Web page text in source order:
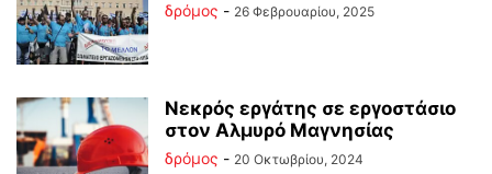
δρόμος - 26 Φεβρουαρίου, 2025
Νεκρός εργάτης σε εργοστάσιο
στον Αλμυρό Μαγνησίας
δρόμος - 20 Οκτωβρίου, 2024